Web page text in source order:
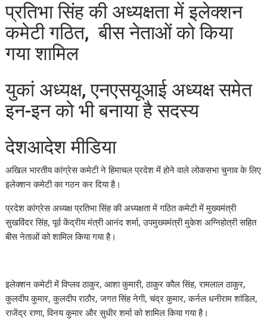
प्रतिभा सिंह की अध्यक्षता में इलेक्शन
कमेटी गठित, बीस नेताओं को किया
गया शामिल
युकां अध्यक्ष, एनएसयूआई अध्यक्ष समेत
इन-इन को भी बनाया है सदस्य
देशआदेश मीडिया
अखिल भारतीय कांग्रेस कमेटी ने हिमाचल प्रदेश में होने वाले लोकसभा चुनाव के लिए
इलेक्शन कमेटी का गठन कर दिया है।
प्रदेश कांग्रेस अध्यक्ष प्रतिभा सिंह की अध्यक्षता में गठित कमेटी में मुख्यमंत्री
सुखविंदर सिंह, पूर्व केंद्रीय मंत्री आनंद शर्मा, उपमुख्यमंत्री मुकेश अग्निहोत्री सहित
बीस नेताओं को शामिल किया गया है।
इलेक्शन कमेटी में विप्लव ठाकुर, आशा कुमारी, ठाकुर कौल सिंह, रामलाल ठाकुर,
कुलदीप कुमार, कुलदीप राठौर, जगत सिंह नेगी, चंद्र कुमार, कर्नल धनीराम शांडिल,
राजेंद्र राणा, विनय कुमार और सुधीर शर्मा को शामिल किया गया है।